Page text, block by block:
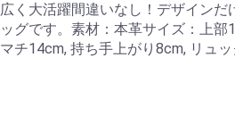
広く大活躍間違いなし！デザイン
ッグです。素材：本革サイズ：上
マチ14cm, 持ち手上がり8cm, リュ